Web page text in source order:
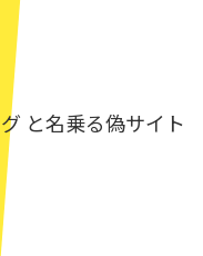
と名乗る偽サイト